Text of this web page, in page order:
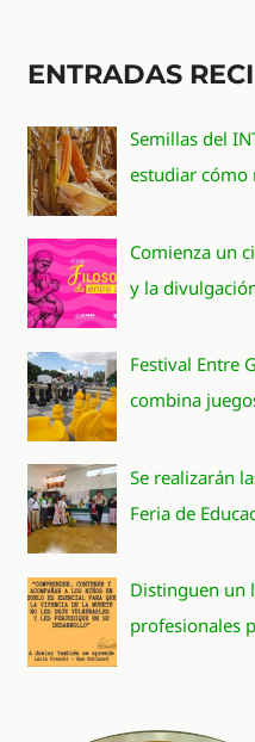
ENTRADAS
Semillas del
estudiar cómo
Comienza un
y la
Festival Entre
combina
Se realizarán
Feria de
Distinguen un
profesionales